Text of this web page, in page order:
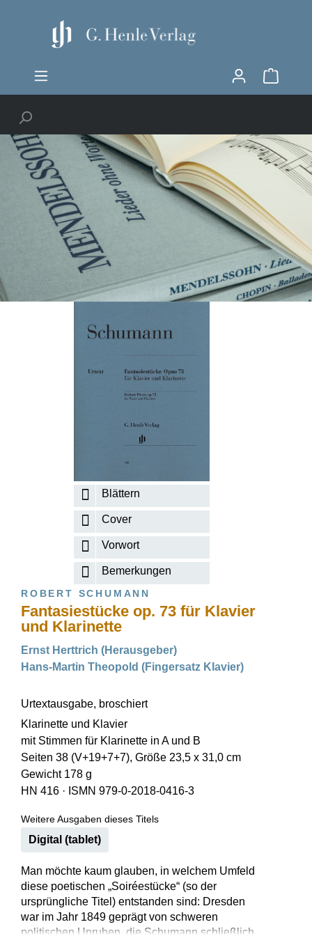
Blättern
Cover
Vorwort
Bemerkungen
ROBERT SCHUMANN
Fantasiestücke op. 73 für Klavier
und Klarinette
Ernst Herttrich (Herausgeber)
Hans-Martin Theopold (Fingersatz Klavier)
Urtextausgabe, broschiert
Klarinette und Klavier
mit Stimmen für Klarinette in A und B
Seiten 38 (V+19+7+7), Größe 23,5 x 31,0 cm
Gewicht 178 g
HN 416 · ISMN 979-0-2018-0416-3
Weitere Ausgaben dieses Titels
Digital (tablet)
Man möchte kaum glauben, in welchem Umfeld
diese poetischen „Soiréestücke“ (so der
ursprüngliche Titel) entstanden sind: Dresden
war im Jahr 1849 geprägt von schweren
politischen Unruhen, die Schumann schließlich